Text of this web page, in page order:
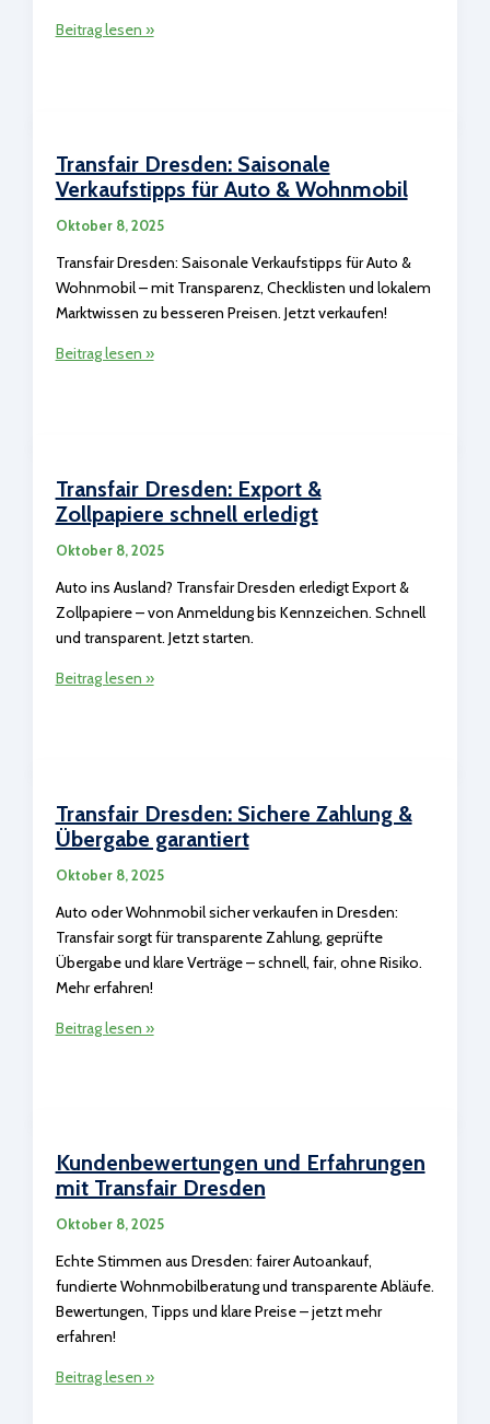
Transfair
vom
Profi
Beitrag lesen »
Transfair Dresden: Saisonale
Verkaufstipps für Auto & Wohnmobil
Oktober 8, 2025
Transfair Dresden: Saisonale Verkaufstipps für Auto &
Wohnmobil – mit Transparenz, Checklisten und lokalem
Marktwissen zu besseren Preisen. Jetzt verkaufen!
Transfair
Auto
&
Wohnmobil
Beitrag lesen »
Transfair Dresden: Export &
Zollpapiere schnell erledigt
Oktober 8, 2025
Auto ins Ausland? Transfair Dresden erledigt Export &
Zollpapiere – von Anmeldung bis Kennzeichen. Schnell
und transparent. Jetzt starten.
Transfair
schnell
erledigt
Beitrag lesen »
Transfair Dresden: Sichere Zahlung &
Übergabe garantiert
Oktober 8, 2025
Auto oder Wohnmobil sicher verkaufen in Dresden:
Transfair sorgt für transparente Zahlung, geprüfte
Übergabe und klare Verträge – schnell, fair, ohne Risiko.
Mehr erfahren!
Transfair
Übergabe
garantiert
Beitrag lesen »
Kundenbewertungen und Erfahrungen
mit Transfair Dresden
Oktober 8, 2025
Echte Stimmen aus Dresden: fairer Autoankauf,
fundierte Wohnmobilberatung und transparente Abläufe.
Bewertungen, Tipps und klare Preise – jetzt mehr
erfahren!
Kundenbewertungen
Beitrag lesen »